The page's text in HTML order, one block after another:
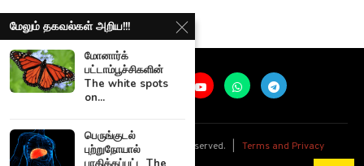
@2026 Ariviyalpuram. All rights reserved. | Terms and Privacy
மேலும் தகவல்கள் அறிய!!!
மோனார்க்
பட்டாம்பூச்சிகளின்
The white spots
on...
பெருங்குடல்
புற்றுநோயால்